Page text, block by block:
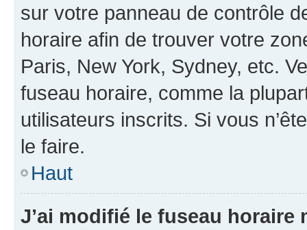
sur votre panneau de contrôle
horaire afin de trouver votre
Paris, New York, Sydney, etc.
fuseau horaire, comme la
utilisateurs inscrits. Si vous
le faire.
Haut
J’ai modifié le fuseau horaire